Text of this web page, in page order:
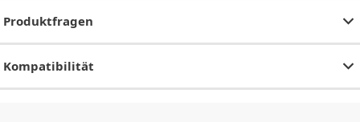
Produktfragen
Kompatibilität